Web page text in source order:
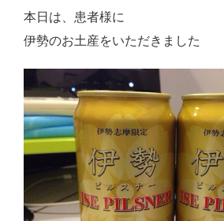
本日は、患者様に
伊勢のお土産をいただきました